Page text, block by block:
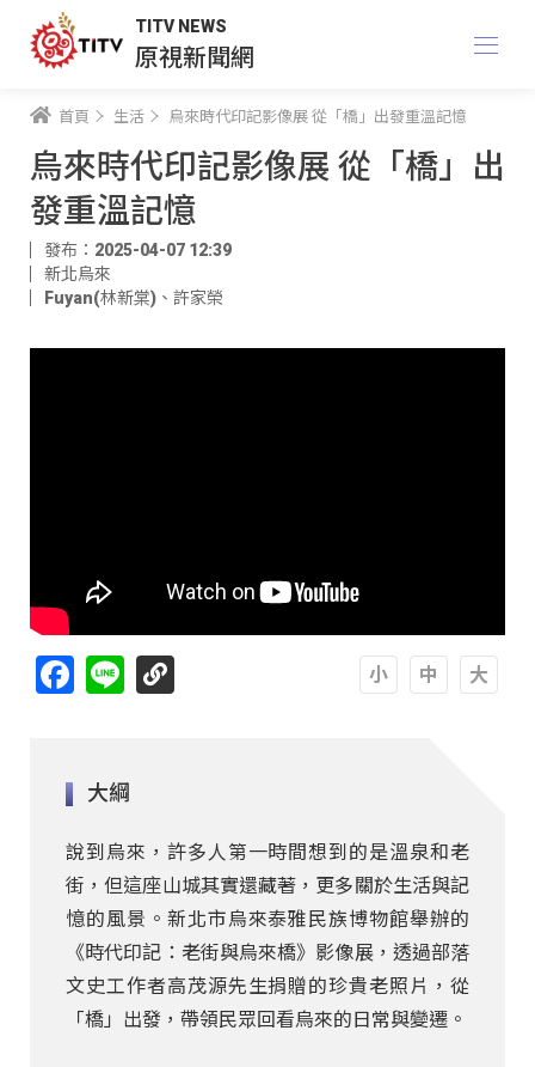
TITV NEWS
原視新聞網
首頁 生活 烏來時代印記影像展 從「橋」出發重溫記憶
烏來時代印記影像展 從「橋」出
發重溫記憶
發布：2025-04-07 12:39
新北烏來
Fuyan(林新棠) 、 許家榮
Facebook
Line
大綱
說到烏來，許多人第一時間想到的是溫泉和老
街，但這座山城其實還藏著，更多關於生活與記
憶的風景。新北市烏來泰雅民族博物館舉辦的
《時代印記：老街與烏來橋》影像展，透過部落
文史工作者高茂源先生捐贈的珍貴老照片，從
「橋」出發，帶領民眾回看烏來的日常與變遷。